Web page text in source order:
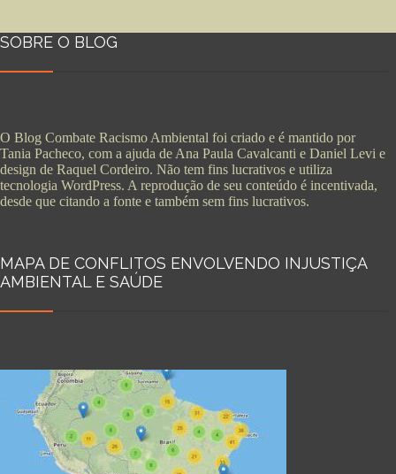
SOBRE O BLOG
O Blog Combate Racismo Ambiental foi criado e é mantido por
Tania Pacheco, com a ajuda de Ana Paula Cavalcanti e Daniel Levi e
design de Raquel Cordeiro. Não tem fins lucrativos e utiliza
tecnologia WordPress. A reprodução de seu conteúdo é incentivada,
desde que citando a fonte e também sem fins lucrativos.
MAPA DE CONFLITOS ENVOLVENDO INJUSTIÇA
AMBIENTAL E SAÚDE